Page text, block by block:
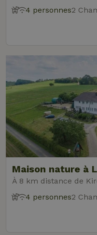
4 personnes2
Maison nature à
À 8 km distance de
4 personnes2